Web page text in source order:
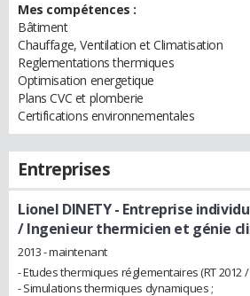
Mes compétences :
Bâtiment
Chauffage, Ventilation et Climatisation
Reglementations thermiques
Optimisation energetique
Plans CVC et plomberie
Certifications environnementales
Entreprises
Lionel DINETY - Entreprise
/ Ingenieur thermicien et génie
2013 - maintenant
- Etudes thermiques réglementaires (RT 2012 /
- Simulations thermiques dynamiques ;